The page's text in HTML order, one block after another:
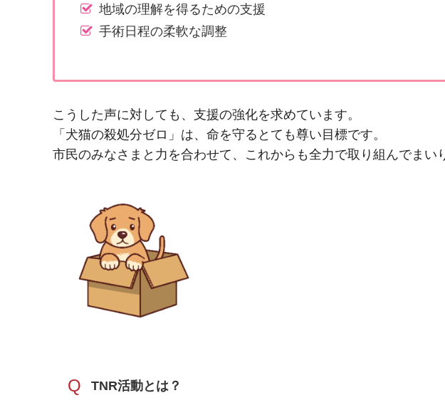
地域の理解を得るための支援
手術日程の柔軟な調整
こうした声に対しても、支援の強化を求めています。
「犬猫の殺処分ゼロ」は、命を守るとても尊い目標です。
市民のみなさまと力を合わせて、これからも全力で取り組んでまい
Q TNR活動とは？